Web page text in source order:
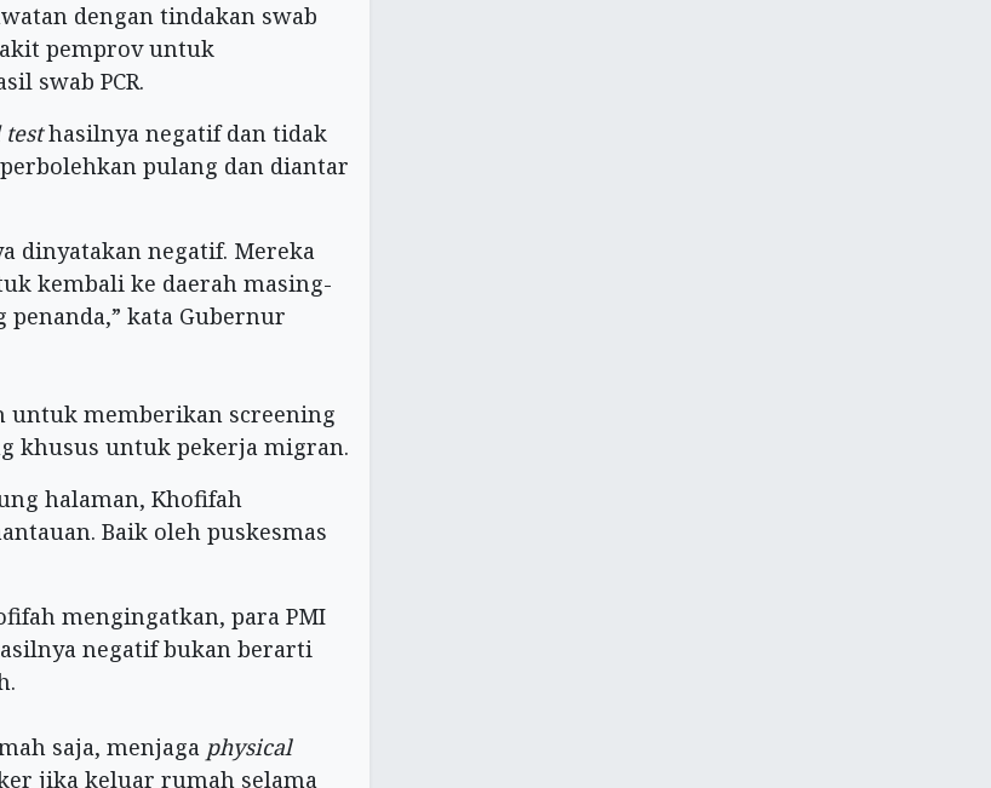
dengan tindakan swab
pemprov untuk
swab PCR.
hasilnya negatif dan tidak
pulang dan diantar
dinyatakan negatif. Mereka
kembali ke daerah masing-
kata Gubernur
untuk memberikan screening
khusus untuk pekerja migran.
halaman, Khofifah
Baik oleh puskesmas
mengingatkan, para PMI
negatif bukan berarti
saja, menjaga physical
jika keluar rumah selama